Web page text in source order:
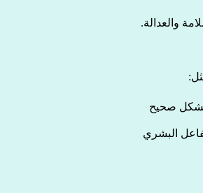
والعدالة.
بشكل صحيح
البشري